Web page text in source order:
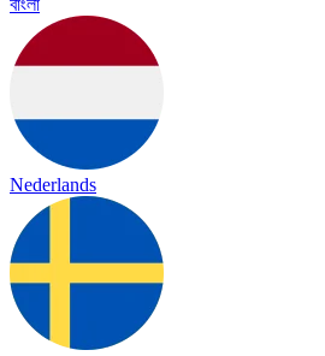
বাংলা
Nederlands